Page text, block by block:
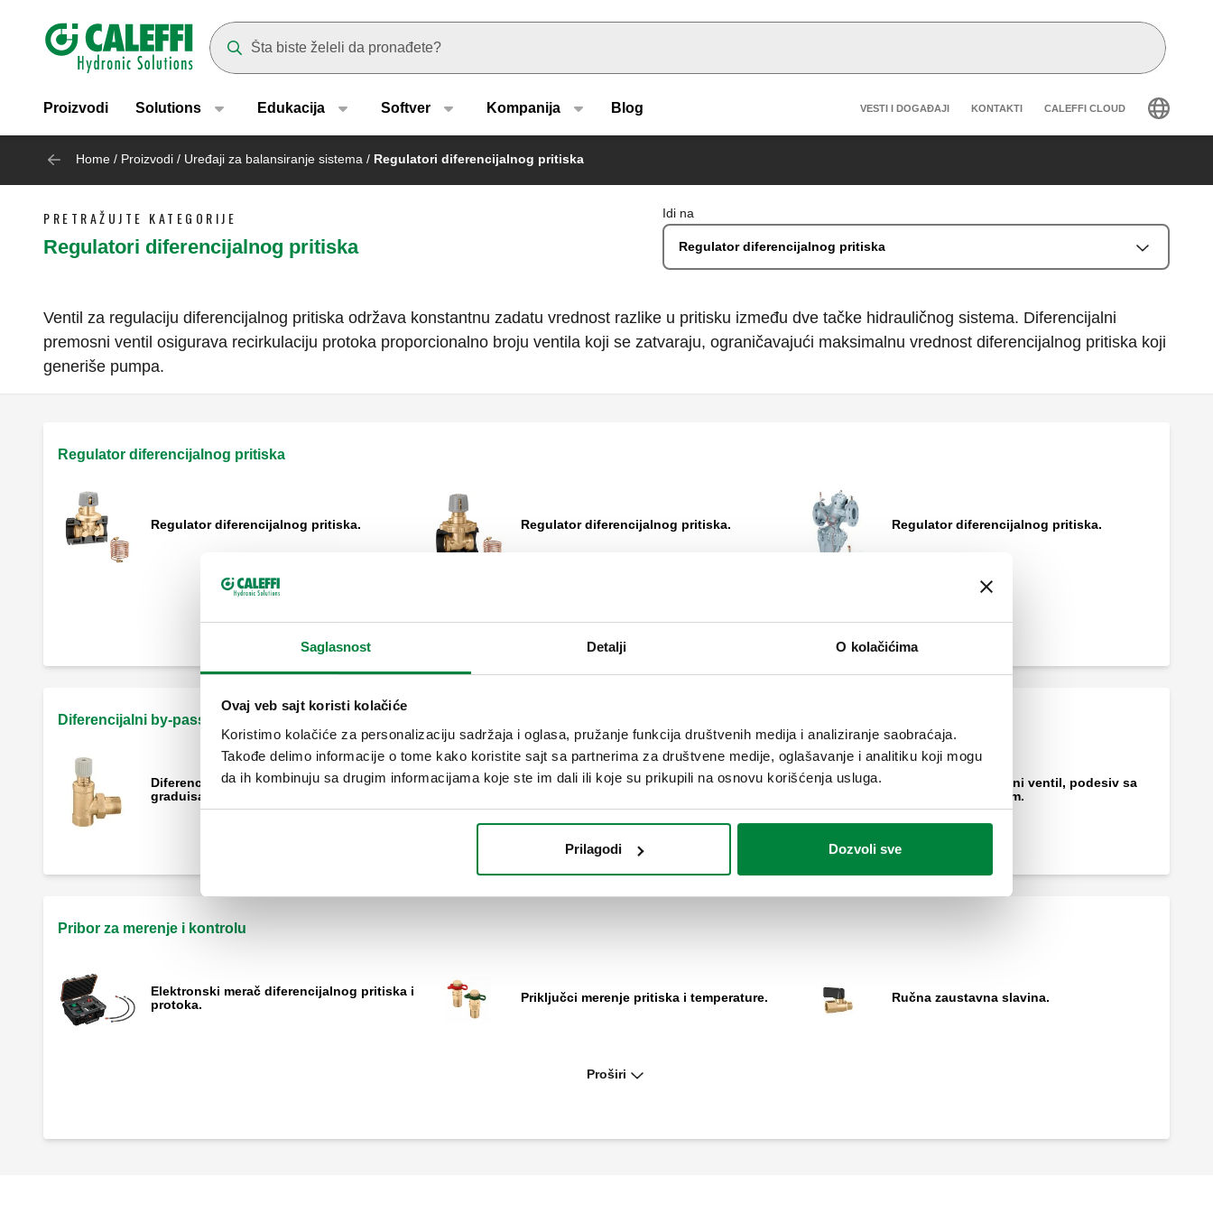
Saglasnost Detalji O kolačićima
Ovaj veb sajt koristi kolačiće
Koristimo kolačiće za personalizaciju sadržaja i oglasa, pružanje funkcija društvenih medija i analiziranje saobraćaja.
Takođe delimo informacije o tome kako koristite sajt sa partnerima za društvene medije, oglašavanje i analitiku koji mogu
da ih kombinuju sa drugim informacijama koje ste im dali ili koje su prikupili na osnovu korišćenja usluga.
Prilagodi Dozvoli sve
Header main navigation
Proizvodi Solutions Edukacija Softver Kompanija Blog Header secondary navigation
VESTI I DOGAĐAJI KONTAKTI CALEFFI CLOUD
Home / Proizvodi / Uređaji za balansiranje sistema / Regulatori diferencijalnog pritiska
PRETRAŽUJTE KATEGORIJE
Regulatori diferencijalnog pritiska
Idi na
Regulator diferencijalnog pritiska
Ventil za regulaciju diferencijalnog pritiska održava konstantnu zadatu vrednost razlike u pritisku između dve tačke hidrauličnog sistema. Diferencijalni
premosni ventil osigurava recirkulaciju protoka proporcionalno broju ventila koji se zatvaraju, ograničavajući maksimalnu vrednost diferencijalnog pritiska koji
generiše pumpa.
Regulator diferencijalnog pritiska
Regulator diferencijalnog pritiska. Regulator diferencijalnog pritiska. Regulator diferencijalnog pritiska.
Diferencijalni by-pass ventil
Diferencijalni by-pass ventil, podesiv sa
graduisanom skalom.
Diferencijalni by-pass ventil, podesiv sa
Diferencijalni optočni ventil, podesiv sa
graduisanom skalom.
Pribor za merenje i kontrolu
Elektronski merač diferencijalnog pritiska i
protoka.
Priključci merenje pritiska i temperature. Ručna zaustavna slavina.
"T" komad za priključke za ispitivanje
Proširi